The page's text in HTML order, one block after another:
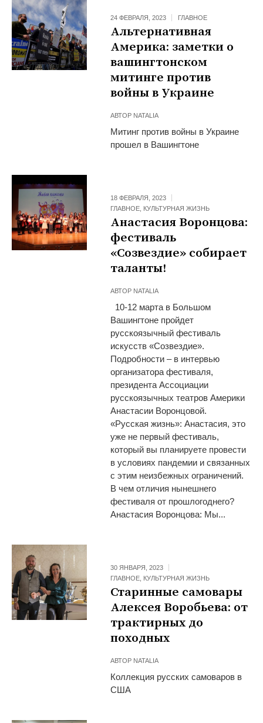
24 ФЕВРАЛЯ, 2023 ГЛАВНОЕ
Альтернативная
Америка: заметки о
вашингтонском
митинге против
войны в Украине
АВТОР NATALIA
Митинг против войны в Украине
прошел в Вашингтоне
18 ФЕВРАЛЯ, 2023
ГЛАВНОЕ КУЛЬТУРНАЯ ЖИЗНЬ
Анастасия Воронцова:
фестиваль
«Созвездие» собирает
таланты!
АВТОР NATALIA
10-12 марта в Большом
Вашингтоне пройдет
русскоязычный фестиваль
искусств «Созвездие».
Подробности – в интервью
организатора фестиваля,
президента Ассоциации
русскоязычных театров Америки
Анастасии Воронцовой.
«Русская жизнь»: Анастасия, это
уже не первый фестиваль,
который вы планируете провести
в условиях пандемии и связанных
с этим неизбежных ограничений.
В чем отличия нынешнего
фестиваля от прошлогоднего?
Анастасия Воронцова: Мы...
30 ЯНВАРЯ, 2023
ГЛАВНОЕ КУЛЬТУРНАЯ ЖИЗНЬ
Старинные самовары
Алексея Воробьева: от
трактирных до
походных
АВТОР NATALIA
Коллекция русских самоваров в
США